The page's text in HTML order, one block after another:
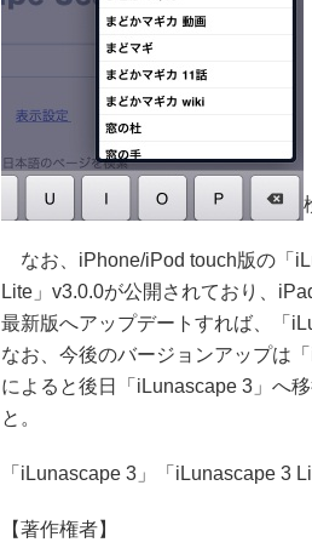
なお、iPhone/iPod touch版の「
Lite」v3.0.0が公開されており、
最新版へアップデートすれば、「
なお、今後のバージョンアップは
によると後日「iLunascape 3」へ
と。
「iLunascape 3」「iLunascape 3
【著作権者】